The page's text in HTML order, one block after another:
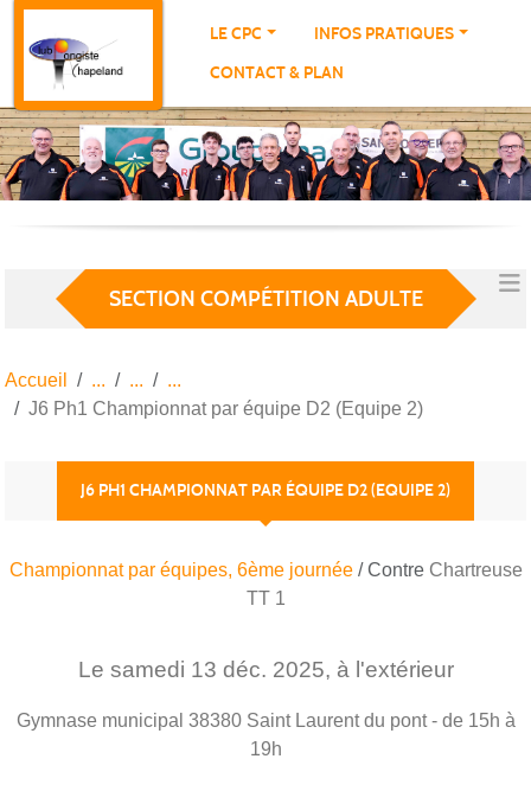
LE CPC
INFOS PRATIQUES
CONTACT & PLAN
SECTION COMPÉTITION ADULTE
Accueil
J6 Ph1 Championnat par équipe D2 (Equipe 2)
J6 PH1 CHAMPIONNAT PAR ÉQUIPE D2 (EQUIPE 2)
Championnat par équipes, 6ème journée / Contre Chartreuse
TT 1
Le samedi 13 déc. 2025, à l'extérieur
Gymnase municipal 38380 Saint Laurent du pont - de 15h à
19h
Panneau de gestion des cookies